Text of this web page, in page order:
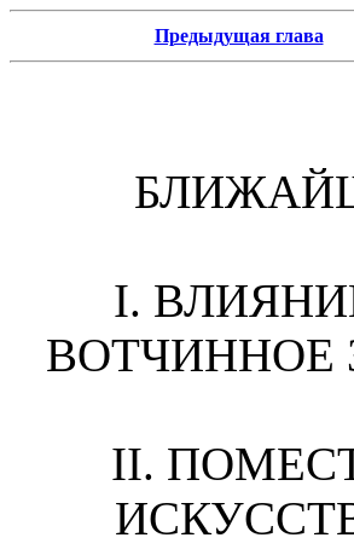
Предыдущая глава
I.
ВОТЧИННОЕ
II.